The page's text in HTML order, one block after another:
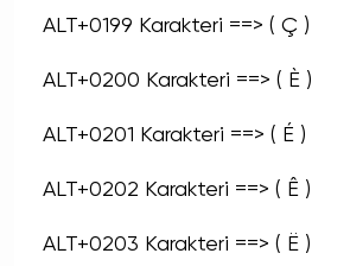
ALT+0199 Karakteri ==> ( Ç )
ALT+0200 Karakteri ==> ( È )
ALT+0201 Karakteri ==> ( É )
ALT+0202 Karakteri ==> ( Ê )
ALT+0203 Karakteri ==> ( Ë )